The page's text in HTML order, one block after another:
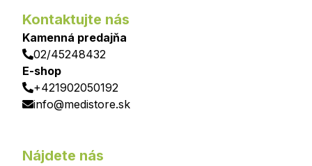
Kontaktujte nás
Kamenná predajňa
02/45248432
E-shop
+421902050192
info@medistore.sk
Nájdete nás